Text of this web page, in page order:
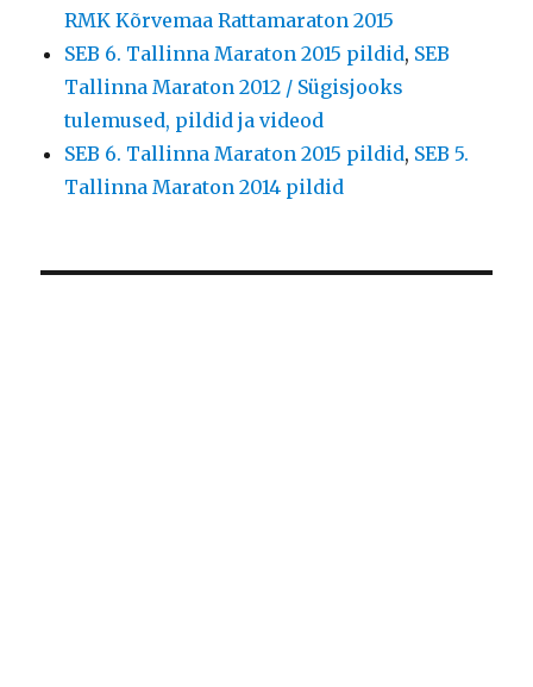
RMK Kõrvemaa Rattamaraton 2015
SEB 6. Tallinna Maraton 2015 pildid, SEB
Tallinna Maraton 2012 / Sügisjooks
tulemused, pildid ja videod
SEB 6. Tallinna Maraton 2015 pildid, SEB 5.
Tallinna Maraton 2014 pildid